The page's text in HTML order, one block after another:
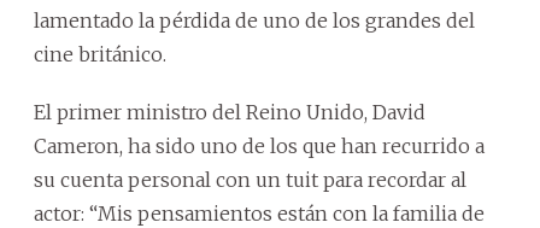
lamentado la pérdida de uno de los grandes del
cine británico.
El primer ministro del Reino Unido, David
Cameron, ha sido uno de los que han recurrido a
su cuenta personal con un tuit para recordar al
actor: “Mis pensamientos están con la familia de